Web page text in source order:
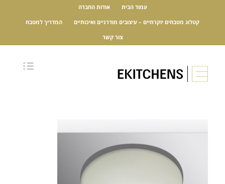
עמוד הבית אודות החברה
קטלוג מטבחים יוקרתיים – עיצובים מודרניים ואיכותיים המדריך למטבח
צור קשר